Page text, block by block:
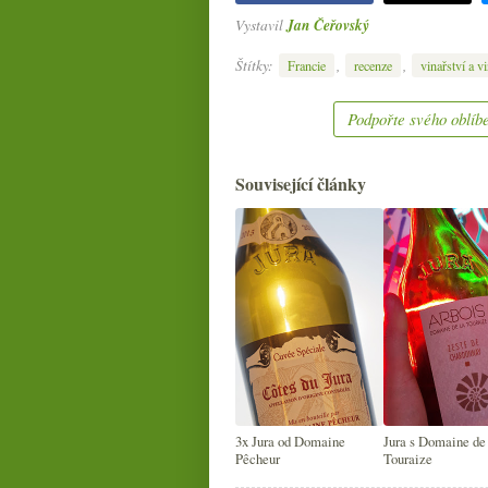
VystavilJan Čeřovský
Štítky:
Francie recenze vinařství a
Podpořte svého
Související články
3x Jura od Domaine
Pêcheur
Jura s Domaine
Touraize